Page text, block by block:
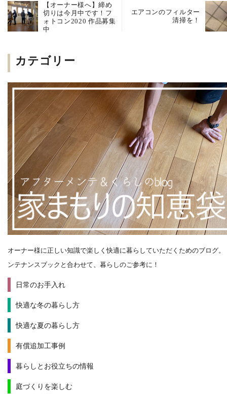
【オーナー様へ】締め
切りは今月中です！フ
ォトコン2020 作品募集
中
エアコンのフィルター
清掃を！
カテゴリー
オーナー様に正しい知識で楽しく快適に暮らしていただくためのブログ。
ンテナンスブックと合わせて、暮らしのご参考に！
日常のお手入れ
快適な冬の暮らし方
快適な夏の暮らし方
有償追加工事例
暮らしとお役立ちの情報
庭づくりを楽しむ